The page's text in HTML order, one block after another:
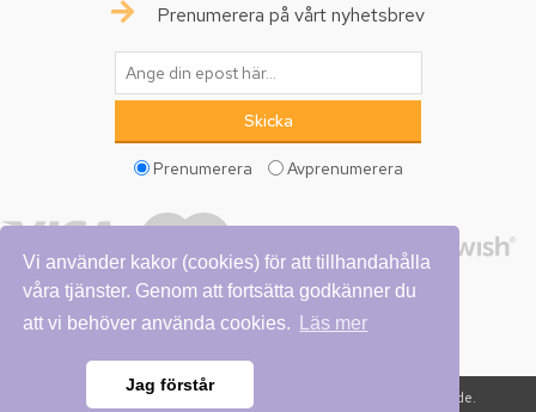
Vi använder kakor (cookies) för att tillhandahålla
våra tjänster. Genom att fortsätta godkänner du
att vi behöver använda cookies.
Läs mer
Jag förstår
Prenumerera på vårt nyhetsbrev
Prenumerera Avprenumerera
Copyright © 2026 Vattumannen. Alla rättigheter reserverade.